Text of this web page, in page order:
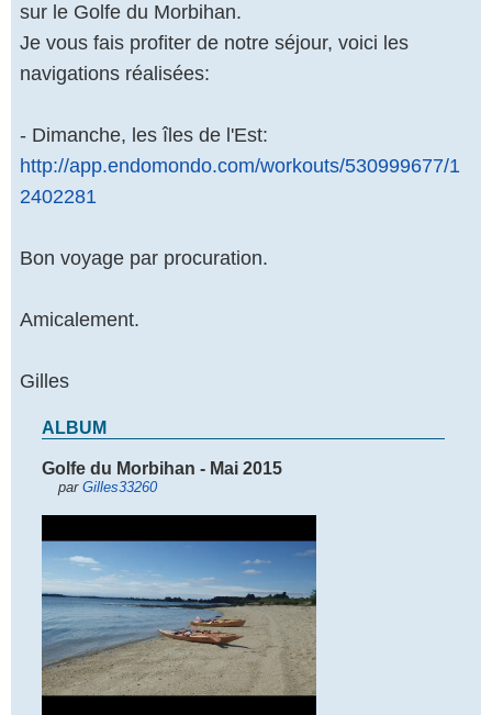
sur le Golfe du Morbihan.
Je vous fais profiter de notre séjour, voici les
navigations réalisées:
- Dimanche, les îles de l'Est:
http://app.endomondo.com/workouts/530999677/1
2402281
Bon voyage par procuration.
Amicalement.
Gilles
ALBUM
Golfe du Morbihan - Mai 2015
par Gilles33260